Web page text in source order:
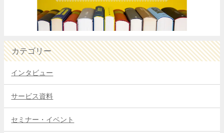
カテゴリー
インタビュー
サービス資料
セミナー・イベント